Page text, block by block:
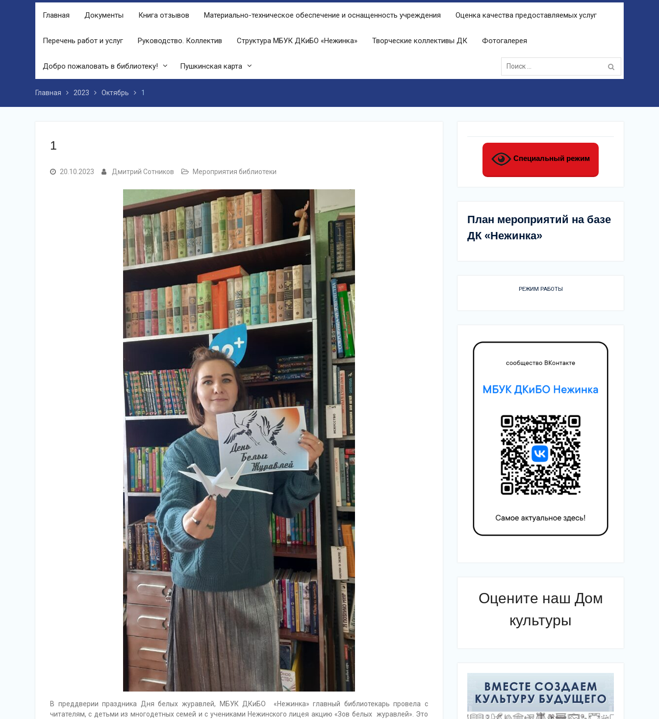
беспроигрышная лотерея и все кто
призы от спонсоров в виде упаковок
подсолнечного масла и муки.
Наша землячка стала финалисткой
Всероссийского конкурса
«Библиотекарь года – 2025»
Главная Документы Книга отзывов Материально-техническое обеспечение и оснащенность учреждения Оценка качества предоставляемых услуг
Перечень работ и услуг Руководство. Коллектив Структура МБУК ДКиБО «Нежинка» Творческие коллективы ДК Фотогалерея
Добро пожаловать в библиотеку! Пушкинская карта
Поиск:
Главная 2023 Октябрь 1
1
20.10.2023 Дмитрий Сотников Мероприятия библиотеки
В преддверии праздника Дня белых журавлей, МБУК ДКиБО «Нежинка» главный библиотекарь провела с
читателям, с детьми из многодетных семей и с учениками Нежинского лицея акцию «Зов белых журавлей». Это
Специальный режим
План мероприятий на базе
ДК «Нежинка»
РЕЖИМ РАБОТЫ
Оцените наш Дом
культуры